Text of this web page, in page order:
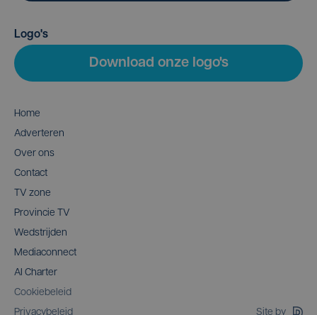
Logo's
Download onze logo's
Home
Adverteren
Over ons
Contact
TV zone
Provincie TV
Wedstrijden
Mediaconnect
AI Charter
Cookiebeleid
Privacybeleid
Site by